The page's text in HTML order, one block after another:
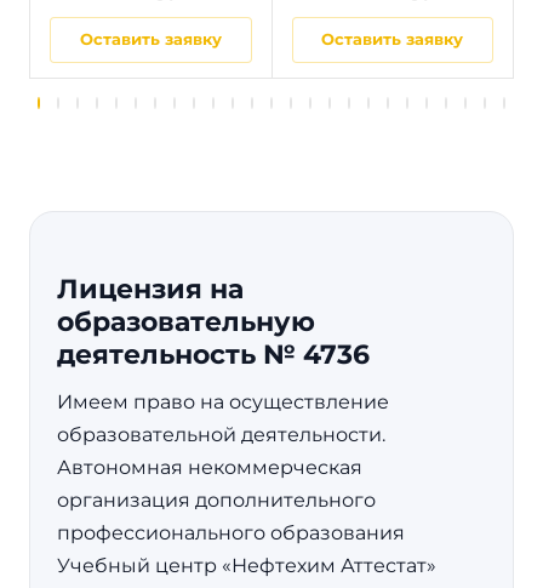
Оставить заявку Оставить заявку
Лицензия на
образовательную
деятельность № 4736
Имеем право на осуществление
образовательной деятельности.
Автономная некоммерческая
организация дополнительного
профессионального образования
Учебный центр «Нефтехим Аттестат»